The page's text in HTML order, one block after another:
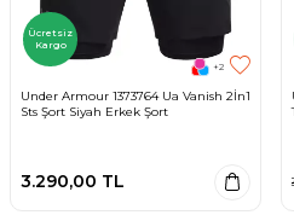
Ücretsiz
Kargo
+2
Under Armour 1373764 Ua Vanish 2İn1
Sts Şort Siyah Erkek Şort
3.290,00 TL